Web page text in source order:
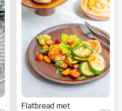
Flatbread met